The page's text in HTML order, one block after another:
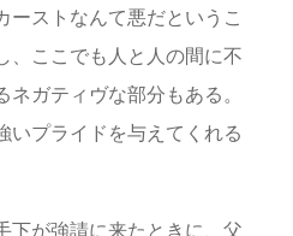
ーストなんて悪だというこ
、ここでも人と人の間に不
ガティヴな部分もある。
いプライドを与えてくれる
下が強請に来たときに、父